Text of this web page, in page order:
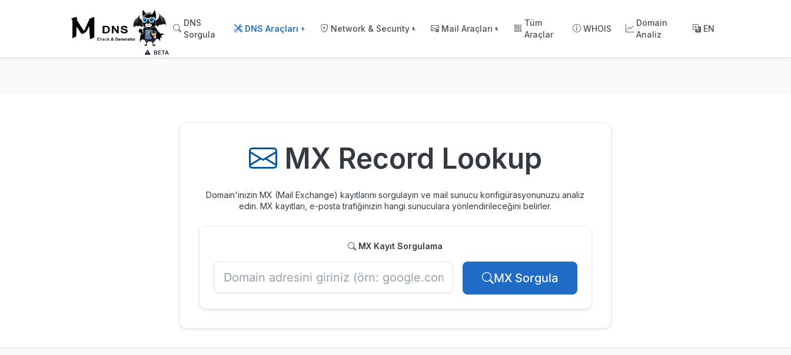
BETA
DNS
Sorgula
DNS Araçları Network & Security Mail Araçları
Tüm
Araçlar
WHOIS
Domain
Analiz
EN
MX Record Lookup
Domain'inizin MX (Mail Exchange) kayıtlarını sorgulayın ve mail sunucu konfigürasyonunuzu analiz
edin. MX kayıtları, e-posta trafiğinizin hangi sunuculara yönlendirileceğini belirler.
MX Kayıt Sorgulama
MX Sorgula